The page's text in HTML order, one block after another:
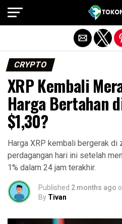
CRYPTO
XRP Kembali
Harga Bertahan
$1,30?
Harga XRP kembali bergerak di
perdagangan hari ini setelah
1% dalam 24 jam terakhir.
Published 2 months ago
By Tivan
Exit mobile